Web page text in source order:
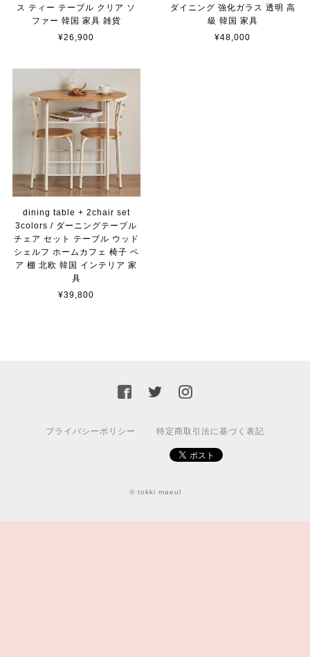
ス ティー テーブル クリア ソ
ファー 韓国 家具 雑貨
¥26,900
ダイニング 強化ガラス 透明 高
級 韓国 家具
¥48,000
dining table + 2chair set
3colors / ダーニングテーブル
チェア セット テーブル ウッド
シェルフ ホームカフェ 椅子 ペ
ア 棚 北欧 韓国 インテリア 家
具
¥39,800
プライバシーポリシー 特定商取引法に基づく表記
© tokki maeul